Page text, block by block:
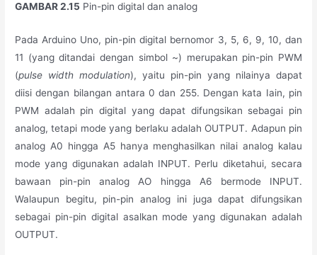
GAMBAR 2.15 Pin-pin digital dan analog
Pada Arduino Uno, pin-pin digital bernomor 3, 5, 6, 9, 10, dan
11 (yang ditandai dengan simbol ~) merupakan pin-pin PWM
(pulse width modulation), yaitu pin-pin yang nilainya dapat
diisi dengan bilangan antara 0 dan 255. Dengan kata Iain, pin
PWM adalah pin digital yang dapat difungsikan sebagai pin
analog, tetapi mode yang berlaku adalah OUTPUT. Adapun pin
analog A0 hingga A5 hanya menghasilkan nilai analog kalau
mode yang digunakan adalah INPUT. Perlu diketahui, secara
bawaan pin-pin analog AO hingga A6 bermode INPUT.
Walaupun begitu, pin-pin analog ini juga dapat difungsikan
sebagai pin-pin digital asalkan mode yang digunakan adalah
OUTPUT.